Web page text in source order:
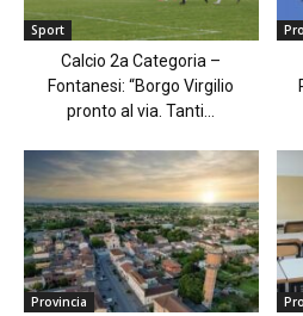
Sport
Calcio 2a Categoria –
Fontanesi: “Borgo Virgilio
pronto al via. Tanti...
Provincia